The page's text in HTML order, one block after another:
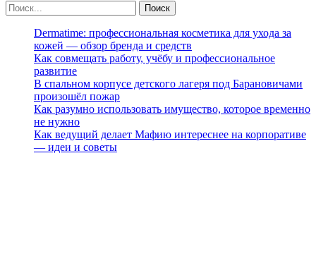
Dermatime: профессиональная косметика для ухода за
кожей — обзор бренда и средств
Как совмещать работу, учёбу и профессиональное
развитие
В спальном корпусе детского лагеря под Барановичами
произошёл пожар
Как разумно использовать имущество, которое временно
не нужно
Как ведущий делает Мафию интереснее на корпоративе
— идеи и советы